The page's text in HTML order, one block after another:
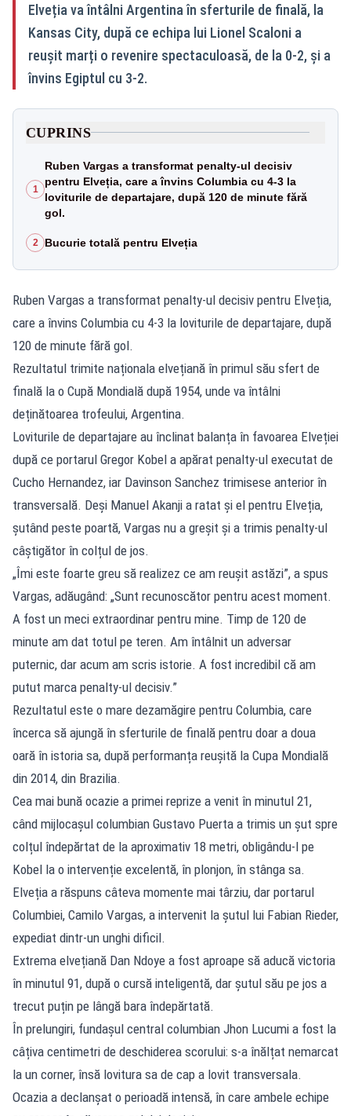
Elveția va întâlni Argentina în sferturile de finală, la
Kansas City, după ce echipa lui Lionel Scaloni a
reușit marți o revenire spectaculoasă, de la 0-2, și a
învins Egiptul cu 3-2.
CUPRINS
1
Ruben Vargas a transformat penalty-ul decisiv
pentru Elveția, care a învins Columbia cu 4-3 la
loviturile de departajare, după 120 de minute fără
gol.
2 Bucurie totală pentru Elveția
Ruben Vargas a transformat penalty-ul decisiv pentru Elveția,
care a învins Columbia cu 4-3 la loviturile de departajare, după
120 de minute fără gol.
Rezultatul trimite naționala elvețiană în primul său sfert de
finală la o Cupă Mondială după 1954, unde va întâlni
deținătoarea trofeului, Argentina.
Loviturile de departajare au înclinat balanța în favoarea Elveției
după ce portarul Gregor Kobel a apărat penalty-ul executat de
Cucho Hernandez, iar Davinson Sanchez trimisese anterior în
transversală. Deși Manuel Akanji a ratat și el pentru Elveția,
șutând peste poartă, Vargas nu a greșit și a trimis penalty-ul
câștigător în colțul de jos.
„Îmi este foarte greu să realizez ce am reușit astăzi”, a spus
Vargas, adăugând: „Sunt recunoscător pentru acest moment.
A fost un meci extraordinar pentru mine. Timp de 120 de
minute am dat totul pe teren. Am întâlnit un adversar
puternic, dar acum am scris istorie. A fost incredibil că am
putut marca penalty-ul decisiv.”
Rezultatul este o mare dezamăgire pentru Columbia, care
încerca să ajungă în sferturile de finală pentru doar a doua
oară în istoria sa, după performanța reușită la Cupa Mondială
din 2014, din Brazilia.
Cea mai bună ocazie a primei reprize a venit în minutul 21,
când mijlocașul columbian Gustavo Puerta a trimis un șut spre
colțul îndepărtat de la aproximativ 18 metri, obligându-l pe
Kobel la o intervenție excelentă, în plonjon, în stânga sa.
Elveția a răspuns câteva momente mai târziu, dar portarul
Columbiei, Camilo Vargas, a intervenit la șutul lui Fabian Rieder,
expediat dintr-un unghi dificil.
Extrema elvețiană Dan Ndoye a fost aproape să aducă victoria
în minutul 91, după o cursă inteligentă, dar șutul său pe jos a
trecut puțin pe lângă bara îndepărtată.
În prelungiri, fundașul central columbian Jhon Lucumi a fost la
câțiva centimetri de deschiderea scorului: s-a înălțat nemarcat
la un corner, însă lovitura sa de cap a lovit transversala.
Ocazia a declanșat o perioadă intensă, în care ambele echipe